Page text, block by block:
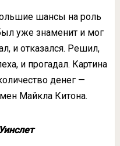
шансы на роль
уже знаменит и мог
и отказался. Решил,
и прогадал. Картина
денег —
Майкла Китона.